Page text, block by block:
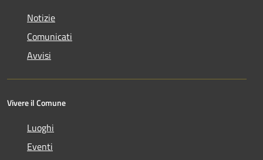
Notizie
Comunicati
Avvisi
Vivere il Comune
Luoghi
Eventi